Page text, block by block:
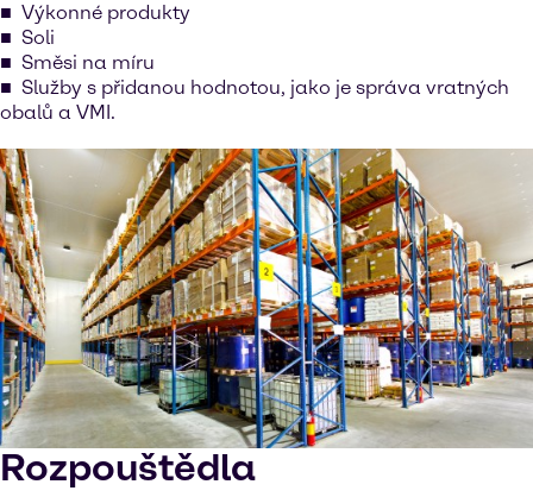
Výkonné produkty
Soli
Směsi na míru
Služby s přidanou hodnotou, jako je správa vratných
obalů a VMI.
Rozpouštědla